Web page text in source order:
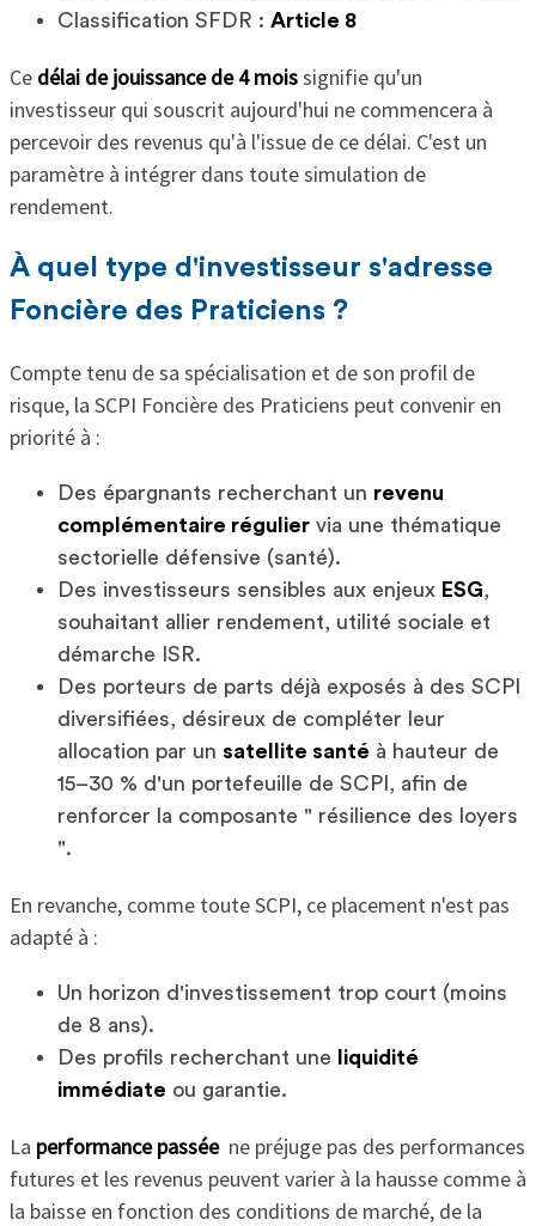
Classification SFDR : Article 8
Ce délai de jouissance de 4 moissignifie qu'un
investisseur qui souscrit aujourd'hui ne commencera à
percevoir des revenus qu'à l'issue de ce délai. C'est un
paramètre à intégrer dans toute simulation de
rendement.
À quel type d'investisseur s'adresse
Foncière des Praticiens ?
Compte tenu de sa spécialisation et de son profil de
risque, la SCPI Foncière des Praticiens peut convenir en
priorité à :
Des épargnants recherchant un revenu
complémentaire réguliervia une thématique
sectorielle défensive (santé).
Des investisseurs sensibles aux enjeux ESG,
souhaitant allier rendement, utilité sociale et
démarche ISR.
Des porteurs de parts déjà exposés à des SCPI
diversifiées, désireux de compléter leur
allocation par un satellite santé à hauteur de
15–30 % d'un portefeuille de SCPI, afin de
renforcer la composante " résilience des loyers
".
En revanche, comme toute SCPI, ce placement n'est pas
adapté à :
Un horizon d'investissement trop court (moins
de 8 ans).
Des profils recherchant une
liquidité
immédiate ou garantie.
La performance passéene préjuge pas des performances
futures et les revenus peuvent varier à la hausse comme à
la baisse en fonction des conditions de marché, de la